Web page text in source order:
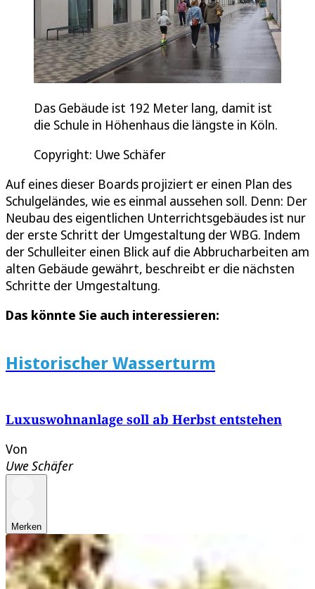
Das Gebäude ist 192 Meter lang, damit ist
die Schule in Höhenhaus die längste in Köln.
Copyright: Uwe Schäfer
Auf eines dieser Boards projiziert er einen Plan des
Schulgeländes, wie es einmal aussehen soll. Denn: Der
Neubau des eigentlichen Unterrichtsgebäudes ist nur
der erste Schritt der Umgestaltung der WBG. Indem
der Schulleiter einen Blick auf die Abbrucharbeiten am
alten Gebäude gewährt, beschreibt er die nächsten
Schritte der Umgestaltung.
Das könnte Sie auch interessieren:
Historischer Wasserturm
Luxuswohnanlage soll ab Herbst entstehen
Von
Uwe Schäfer
Merken